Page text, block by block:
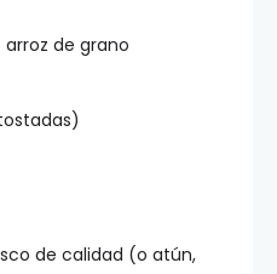
arroz de grano
de calidad (o atún,